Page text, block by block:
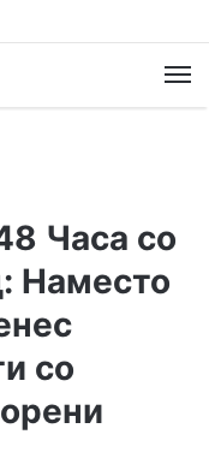
Часа со
Наместо
со